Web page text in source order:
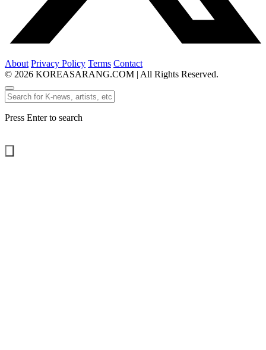
About Privacy Policy Terms Contact
© 2026 KOREASARANG.COM | All Rights Reserved.
Press Enter to search